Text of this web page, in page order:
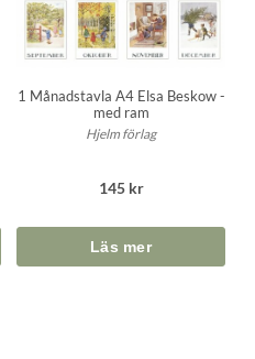
1 Månadstavla A4 Elsa Beskow -
med ram
Hjelm förlag
145 kr